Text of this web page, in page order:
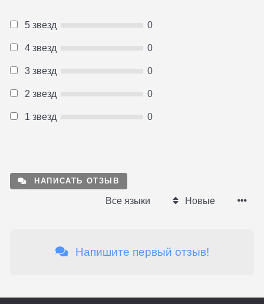
5 звезд 0
4 звезд 0
3 звезд 0
2 звезд 0
1 звезд 0
НАПИСАТЬ ОТЗЫВ
Все языки Новые
Напишите первый отзыв!